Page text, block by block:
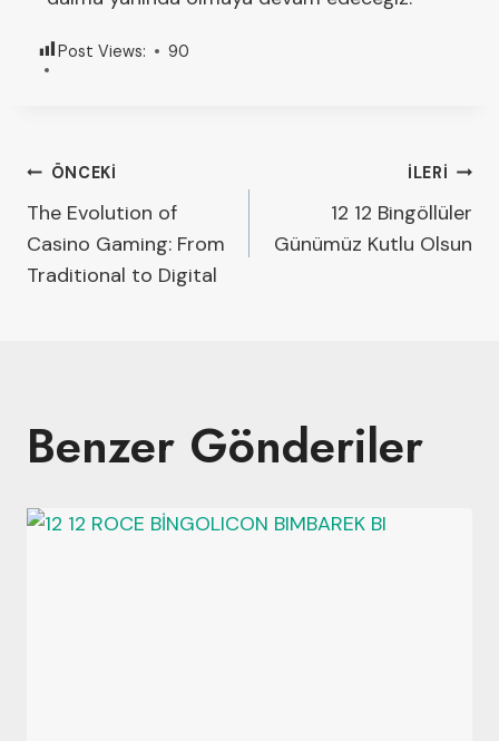
Post Views: 90
ÖNCEKI
The Evolution of
Casino Gaming: From
Traditional to Digital
İLERI
12 12 Bingöllüler
Günümüz Kutlu Olsun
Benzer Gönderiler